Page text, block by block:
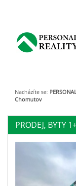
Nacházíte se:
Chomutov
PRODEJ, BYTY